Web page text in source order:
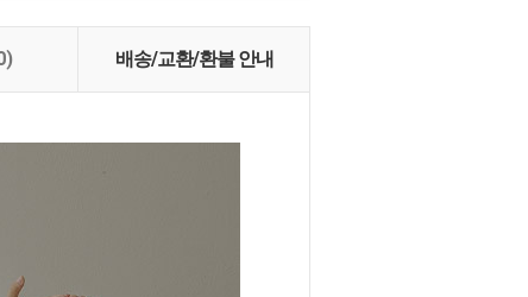
배송/교환/환불 안내